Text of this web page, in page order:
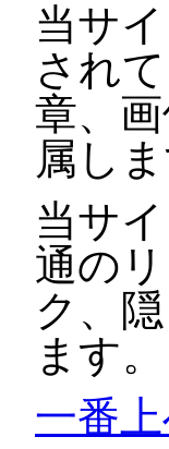
当サ
され
章、
属し
当サ
通の
ク、
ます。
一番